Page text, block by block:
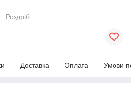
Роздріб
Доставка Оплата Умови